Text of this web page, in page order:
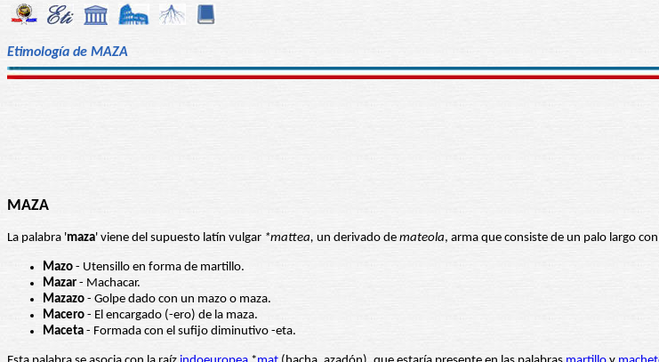
Etimología de MAZA
MAZA
La palabra 'maza' viene del supuesto latín vulgar *mattea, un derivado de mateola, arma que consiste de un palo largo
Mazo - Utensillo en forma de martillo.
Mazar - Machacar.
Mazazo - Golpe dado con un mazo o maza.
Macero - El encargado (-ero) de la maza.
Maceta - Formada con el sufijo diminutivo -eta.